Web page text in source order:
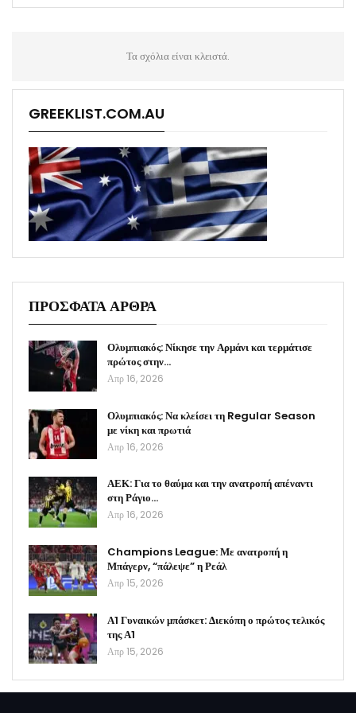
Τα σχόλια είναι κλειστά.
GREEKLIST.COM.AU
ΠΡΟΣΦΑΤΑ ΑΡΘΡΑ
Ολυμπιακός: Νίκησε την Αρμάνι και τερμάτισε
πρώτος στην…
Απρ 16, 2026
Ολυμπιακός: Να κλείσει τη Regular Season
με νίκη και πρωτιά
Απρ 16, 2026
ΑΕΚ: Για το θαύμα και την ανατροπή απέναντι
στη Ράγιο…
Απρ 16, 2026
Champions League: Με ανατροπή η
Μπάγερν, “πάλεψε” η Ρεάλ
Απρ 15, 2026
Α1 Γυναικών μπάσκετ: Διεκόπη ο πρώτος τελικός
της Α1
Απρ 15, 2026